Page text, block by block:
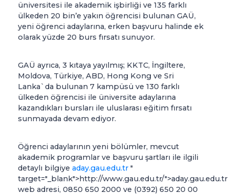
üniversitesi ile akademik işbirliği ve 135 farklı
ülkeden 20 bin’e yakın öğrencisi bulunan GAÜ,
yeni öğrenci adaylarına, erken başvuru halinde ek
olarak yüzde 20 burs fırsatı sunuyor.
GAÜ ayrıca, 3 kıtaya yayılmış; KKTC, İngiltere,
Moldova, Türkiye, ABD, Hong Kong ve Sri
Lanka`da bulunan 7 kampüsü ve 130 farklı
ülkeden öğrencisi ile üniversite adaylarına
kazandıkları bursları ile uluslarası eğitim fırsatı
sunmayada devam ediyor.
Öğrenci adaylarının yeni bölümler, mevcut
akademik programlar ve başvuru şartları ile ilgili
detaylı bilgiye aday.gau.edu.tr "
target="_blank">http://www.gau.edu.tr/">aday.gau.edu.tr
web adresi, 0850 650 2000 ve (0392) 650 20 00